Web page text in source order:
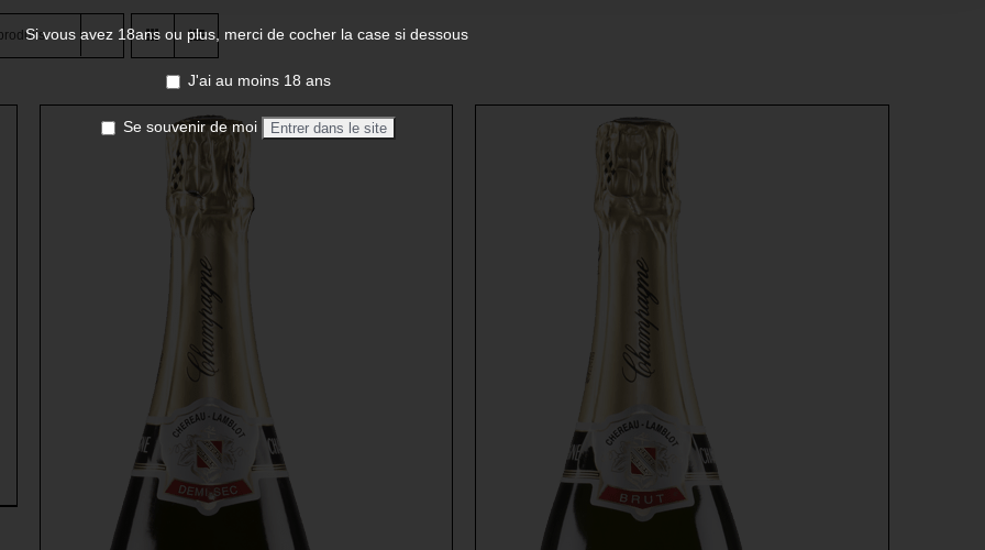
AJOUTER AU PANIER
Si vous avez 18ans ou plus, merci de cocher la case si dessous
J'ai au moins 18 ans
Se souvenir de moi